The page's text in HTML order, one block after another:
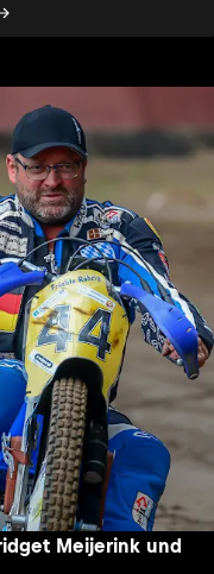
Meijerink und